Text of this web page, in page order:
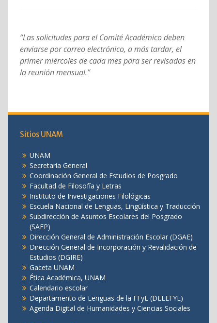
“Las solicitudes para el Comité Académico deben
enviarse por correo electrónico, a más tardar, el
primer miércoles de cada mes para ser revisadas en
la reunión mensual.”
Sitios UNAM
UNAM
Secretaría General
Coordinación General de Estudios de Posgrado
Facultad de Filosofía y Letras
Instituto de Investigaciones Filológicas
Escuela Nacional de Lenguas, Lingüística y Traducción
Subdirección de Asuntos Escolares del Posgrado
(SAEP)
Dirección General de Administración Escolar (DGAE)
Dirección General de Incorporación y Revalidación de
Estudios (DGIRE)
Gaceta UNAM
Ética Académica, UNAM
Calendario escolar
Departamento de Lenguas de la FFyL (DELEFYL)
Agenda Digital de Humanidades y Ciencias Sociales